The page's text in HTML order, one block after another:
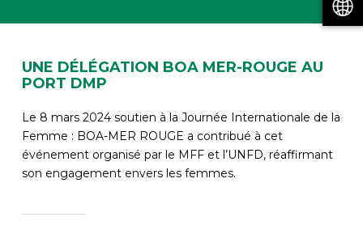
UNE DÉLÉGATION BOA MER-ROUGE AU
PORT DMP
Le 8 mars 2024 soutien à la Journée Internationale de la
Femme : BOA-MER ROUGE a contribué à cet
événement organisé par le MFF et l’UNFD, réaffirmant
son engagement envers les femmes.